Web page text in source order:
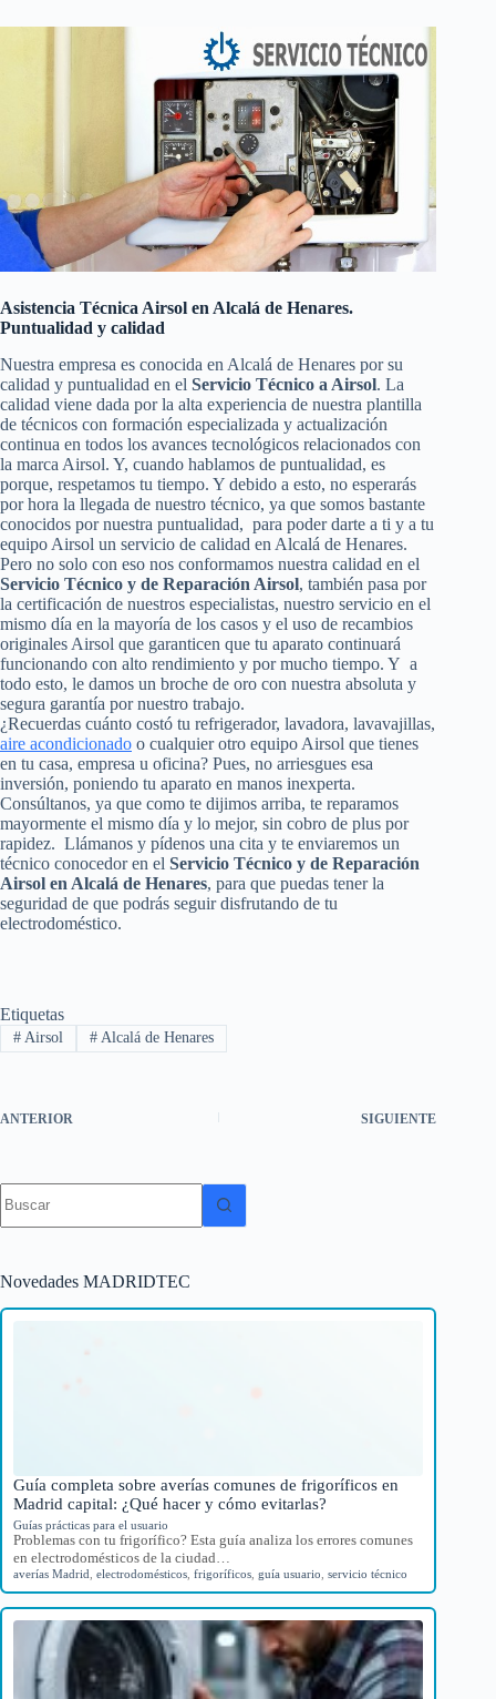
Asistencia Técnica Airsol en Alcalá de Henares.
Puntualidad y calidad
Nuestra empresa es conocida en Alcalá de Henares por su
calidad y puntualidad en el Servicio Técnico a Airsol. La
calidad viene dada por la alta experiencia de nuestra plantilla
de técnicos con formación especializada y actualización
continua en todos los avances tecnológicos relacionados con
la marca Airsol. Y, cuando hablamos de puntualidad, es
porque, respetamos tu tiempo. Y debido a esto, no esperarás
por hora la llegada de nuestro técnico, ya que somos bastante
conocidos por nuestra puntualidad, para poder darte a ti y a tu
equipo Airsol un servicio de calidad en Alcalá de Henares.
Pero no solo con eso nos conformamos nuestra calidad en el
Servicio Técnico y de Reparación Airsol, también pasa por
la certificación de nuestros especialistas, nuestro servicio en el
mismo día en la mayoría de los casos y el uso de recambios
originales Airsol que garanticen que tu aparato continuará
funcionando con alto rendimiento y por mucho tiempo. Y a
todo esto, le damos un broche de oro con nuestra absoluta y
segura garantía por nuestro trabajo.
¿Recuerdas cuánto costó tu refrigerador, lavadora, lavavajillas,
aire acondicionado o cualquier otro equipo Airsol que tienes
en tu casa, empresa u oficina? Pues, no arriesgues esa
inversión, poniendo tu aparato en manos inexperta.
Consúltanos, ya que como te dijimos arriba, te reparamos
mayormente el mismo día y lo mejor, sin cobro de plus por
rapidez. Llámanos y pídenos una cita y te enviaremos un
técnico conocedor en el Servicio Técnico y de Reparación
Airsol en Alcalá de Henares, para que puedas tener la
seguridad de que podrás seguir disfrutando de tu
electrodoméstico.
Etiquetas
#Airsol #Alcalá de Henares
ANTERIOR SIGUIENTE
resultados
Novedades MADRIDTEC
Guía completa sobre averías comunes de frigoríficos en
Madrid capital: ¿Qué hacer y cómo evitarlas?
Guías prácticas para el usuario
Problemas con tu frigorífico? Esta guía analiza los errores comunes
en electrodomésticos de la ciudad…
averías Madrid electrodomésticos frigoríficos guía usuario servicio técnico